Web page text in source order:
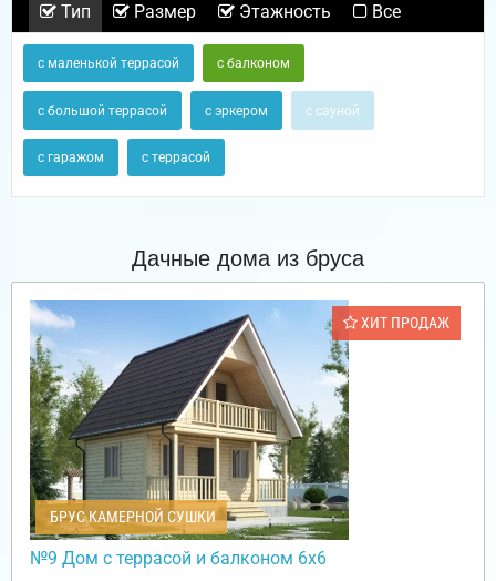
Тип Размер Этажность Все
с маленькой террасой с балконом
с большой террасой с эркером с сауной
с гаражом с террасой
Дачные дома из бруса
ХИТ ПРОДАЖ
БРУС КАМЕРНОЙ СУШКИ
№9 Дом с террасой и балконом 6х6